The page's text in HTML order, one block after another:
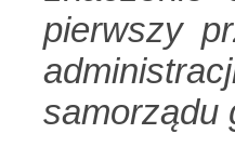
pierwszy
samorządu